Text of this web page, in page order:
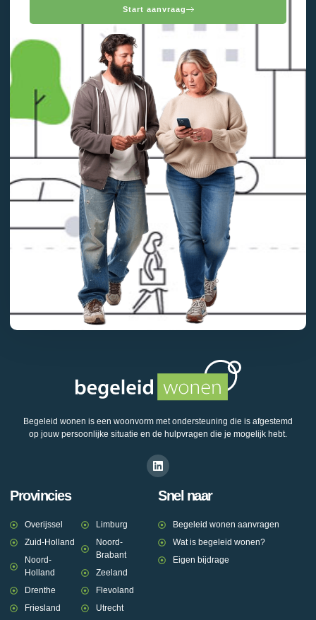
Start aanvraag
Begeleid wonen is een woonvorm met ondersteuning die is afgestemd
op jouw persoonlijke situatie en de hulpvragen die je mogelijk hebt.
Provincies
Overijssel
Zuid-Holland
Noord-
Holland
Drenthe
Friesland
Limburg
Noord-
Brabant
Zeeland
Flevoland
Utrecht
Snel naar
Begeleid wonen aanvragen
Wat is begeleid wonen?
Eigen bijdrage